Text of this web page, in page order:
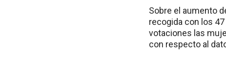
Sobre el aumento
recogida con los
votaciones las
con respecto al